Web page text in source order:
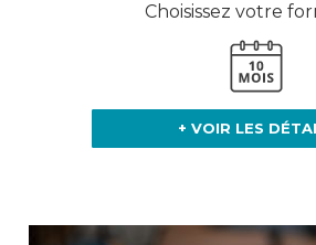
Choisissez votre
+ VOIR LES